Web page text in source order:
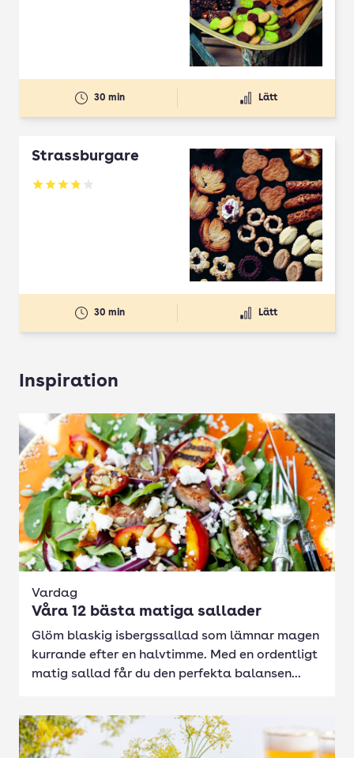
30 min Lätt
Strassburgare
Betyg: 3.78 av 5
30 min Lätt
Inspiration
Vardag
Våra 12 bästa matiga sallader
Glöm blaskig isbergssallad som lämnar magen
kurrande efter en halvtimme. Med en ordentligt
matig sallad får du den perfekta balansen...